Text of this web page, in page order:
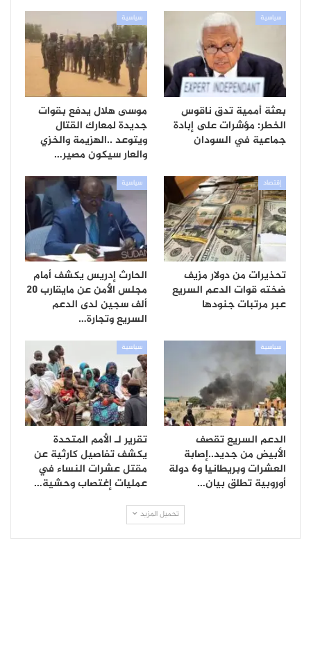
سياسية
بعثة أممية تدق ناقوس
الخطر: مؤشرات على إبادة
جماعية في السودان
سياسية
موسى هلال يدفع بقوات
جديدة لمعارك القتال
ويتوعد ..الهزيمة والخزي
والعار سيكون مصير…
إقتصاد
تحذيرات من دولار مزيف
ضخته قوات الدعم السريع
عبر مرتبات جنودها
سياسية
الحارث إدريس يكشف أمام
مجلس الأمن عن مايقارب 20
ألف سجين لدى الدعم
السريع وتجارة…
سياسية
الدعم السريع تقصف
الأبيض من جديد..إصابة
العشرات وبريطانيا و6 دولة
أوروبية تطلق بيان…
سياسية
تقرير لـ الأمم المتحدة
يكشف تفاصيل كارثية عن
مقتل عشرات النساء في
عمليات إغتصاب وحشية…
تحميل المزيد